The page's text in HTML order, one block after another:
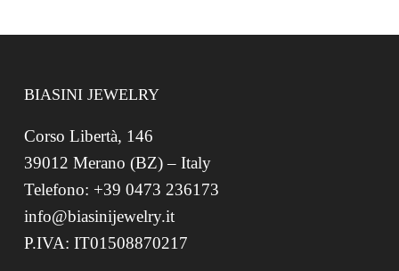
BIASINI JEWELRY
Corso Libertà, 146
39012 Merano (BZ) – Italy
Telefono: +39 0473 236173
info@biasinijewelry.it
P.IVA: IT01508870217